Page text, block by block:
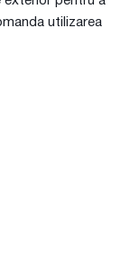
utilizarea